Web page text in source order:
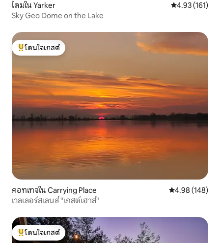
โดมใน Yarker คะแนนเฉลี่ย
4.93 (161)
Sky Geo Dome on the Lake
โดนใจเกสต์ที่สุด
โดนใจเกสต์
คอทเทจใน Carrying Place คะแนนเฉลี่ย
4.98 (148)
เวลเลอร์สเลนส์ "เกสต์เฮาส์"
โดนใจเกสต์ที่สุด
โดนใจเกสต์